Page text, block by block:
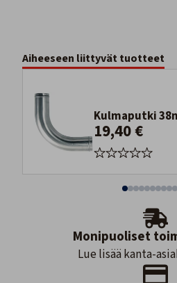
Aiheeseen liittyvät tuotteet
Kulmaputki
19,40 €
Monipuoliset
Lue lisää kanta-